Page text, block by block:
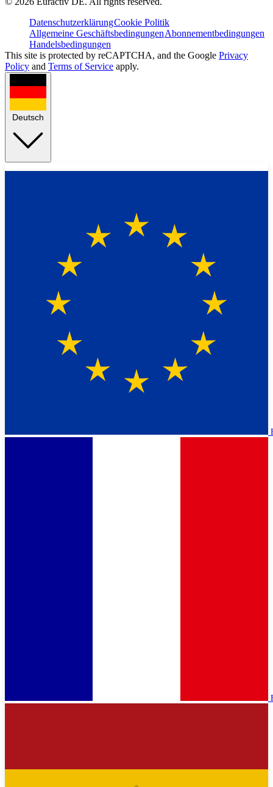
DatenschutzerklärungCookie Politik
Allgemeine GeschäftsbedingungenAbonnementbedingungen
Handelsbedingungen
This site is protected by reCAPTCHA, and the Google Privacy
Policy and Terms of Service apply.
Deutsch